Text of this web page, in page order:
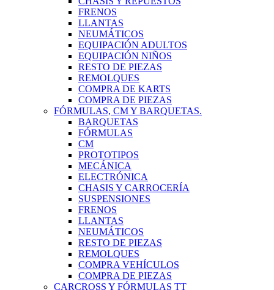
FRENOS
LLANTAS
NEUMÁTICOS
EQUIPACIÓN ADULTOS
EQUIPACIÓN NIÑOS
RESTO DE PIEZAS
REMOLQUES
COMPRA DE KARTS
COMPRA DE PIEZAS
FÓRMULAS, CM Y BARQUETAS.
BARQUETAS
FÓRMULAS
CM
PROTOTIPOS
MECÁNICA
ELECTRÓNICA
CHASIS Y CARROCERÍA
SUSPENSIONES
FRENOS
LLANTAS
NEUMÁTICOS
RESTO DE PIEZAS
REMOLQUES
COMPRA VEHÍCULOS
COMPRA DE PIEZAS
CARCROSS Y FÓRMULAS TT